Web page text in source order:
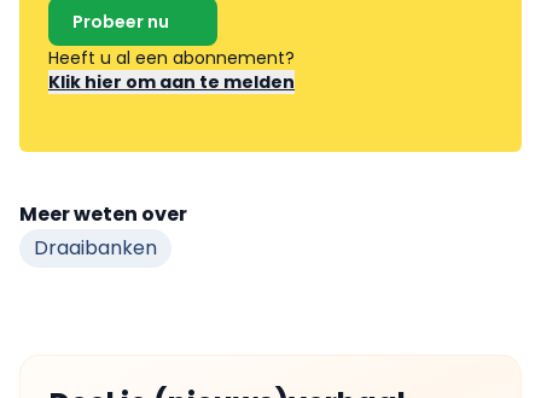
Probeer nu
Heeft u al een abonnement?
Klik hier om aan te melden
Meer weten over
Draaibanken